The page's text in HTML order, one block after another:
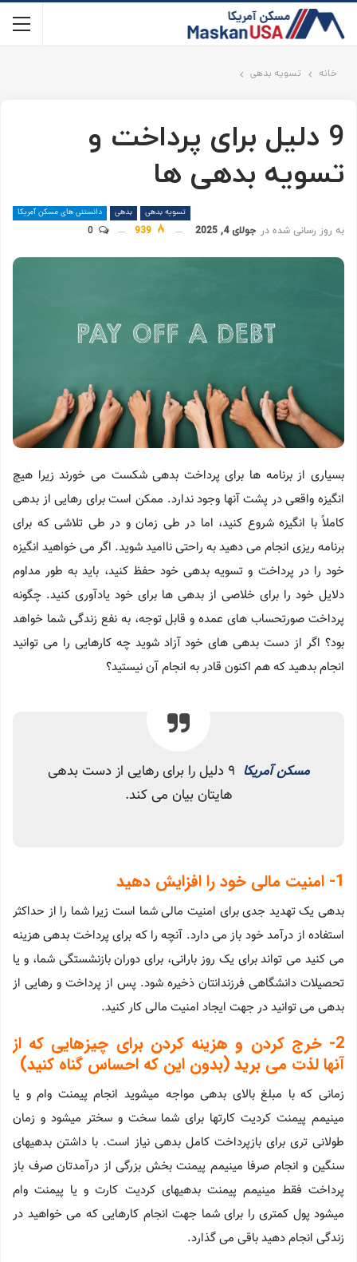
خانه تسویه بدهی
9 دلیل برای پرداخت و
تسویه بدهی ها
تسویه بدهی بدهی دانستنی های مسکن آمریکا
به روز رسانی شده در جولای 4, 2025
بسیاری از برنامه ها برای پرداخت بدهی شکست می خورند زیرا هیچ
انگیزه واقعی در پشت آنها وجود ندارد. ممکن است برای رهایی از بدهی
کاملاً با انگیزه شروع کنید، اما در طی زمان و در طی تلاشی که برای
برنامه ریزی انجام می دهید به راحتی ناامید شوید. اگر می خواهید انگیزه
خود را در پرداخت و تسویه بدهی خود حفظ کنید، باید به طور مداوم
دلایل خود را برای خلاصی از بدهی ها برای خود یادآوری کنید. چگونه
پرداخت صورتحساب های عمده و قابل توجه، به نفع زندگی شما خواهد
بود؟ اگر از دست بدهی های خود آزاد شوید چه کارهایی را می توانید
انجام بدهید که هم اکنون قادر به انجام آن نیستید؟
مسکن آمریکا
9 دلیل را برای رهایی از دست بدهی
هایتان بیان می کند.
1- امنیت مالی خود را افزایش دهید
بدهی یک تهدید جدی برای امنیت مالی شما است زیرا شما را از حداکثر
استفاده از درآمد خود باز می دارد. آنچه را که برای پرداخت بدهی هزینه
می کنید می تواند برای یک روز بارانی، برای دوران بازنشستگی شما، و یا
تحصیلات دانشگاهی فرزندانتان ذخیره شود. پس از پرداخت و رهایی از
بدهی می توانید در جهت ایجاد امنیت مالی کار کنید.
2- خرج کردن و هزینه کردن برای چیزهایی که از
آنها لذت می برید (بدون این که احساس گناه کنید)
زمانی که با مبلغ بالای بدهی مواجه میشوید انجام پیمنت وام و یا
مینیمم پیمنت کردیت کارتها برای شما سخت و سختر میشود و زمان
طولانی تری برای بازپرداخت کامل بدهی نیاز است. با داشتن بدهیهای
سنگین و انجام صرفا مینیمم پیمنت بخش بزرگی از درآمدتان صرف باز
پرداخت فقط مینیمم پیمنت بدهیهای کردیت کارت و یا پیمنت وام
میشود پول کمتری را برای شما جهت انجام کارهایی که می خواهید در
زندگی انجام دهید باقی می گذارد.